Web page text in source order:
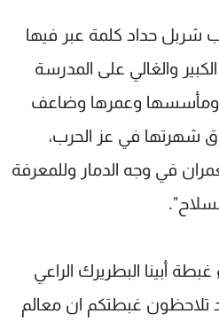
شربل حداد كلمة عبر فيها
والغالي على المدرسة
وعمرها وضاعف
شهرتها في عز الحرب،
في وجه الدمار وللمعرفة
سنة جاء غبطة أبينا البطريرك الراعي
تلاحظون غبطتكم ان معالم